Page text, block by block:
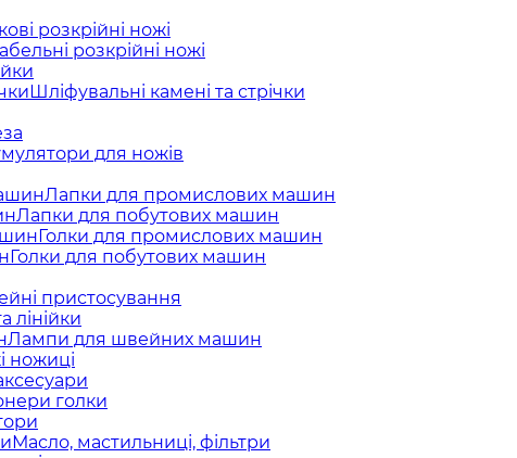
розкрійні ножі
розкрійні ножі
Шліфувальні камені та стрічки
для ножів
Лапки для промислових машин
Лапки для побутових машин
Голки для промислових машин
Голки для побутових машин
пристосування
лінійки
Лампи для швейних машин
ножиці
голки
Масло, мастильниці, фільтри